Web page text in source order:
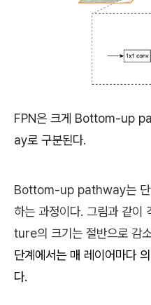
FPN은 크게 Bottom-up
ay로 구분된다.
Bottom-up pathway는 단
하는 과정이다. 그림과 같이
ture의 크기는 절반으로 감
단계에서는 매 레이어마다
다.